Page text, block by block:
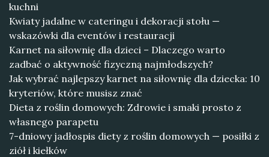
kuchni
Kwiaty jadalne w cateringu i dekoracji stołu —
wskazówki dla eventów i restauracji
Karnet na siłownię dla dzieci – Dlaczego warto
zadbać o aktywność fizyczną najmłodszych?
Jak wybrać najlepszy karnet na siłownię dla dziecka: 10
kryteriów, które musisz znać
Dieta z roślin domowych: Zdrowie i smaki prosto z
własnego parapetu
7-dniowy jadłospis diety z roślin domowych — posiłki z
ziół i kiełków